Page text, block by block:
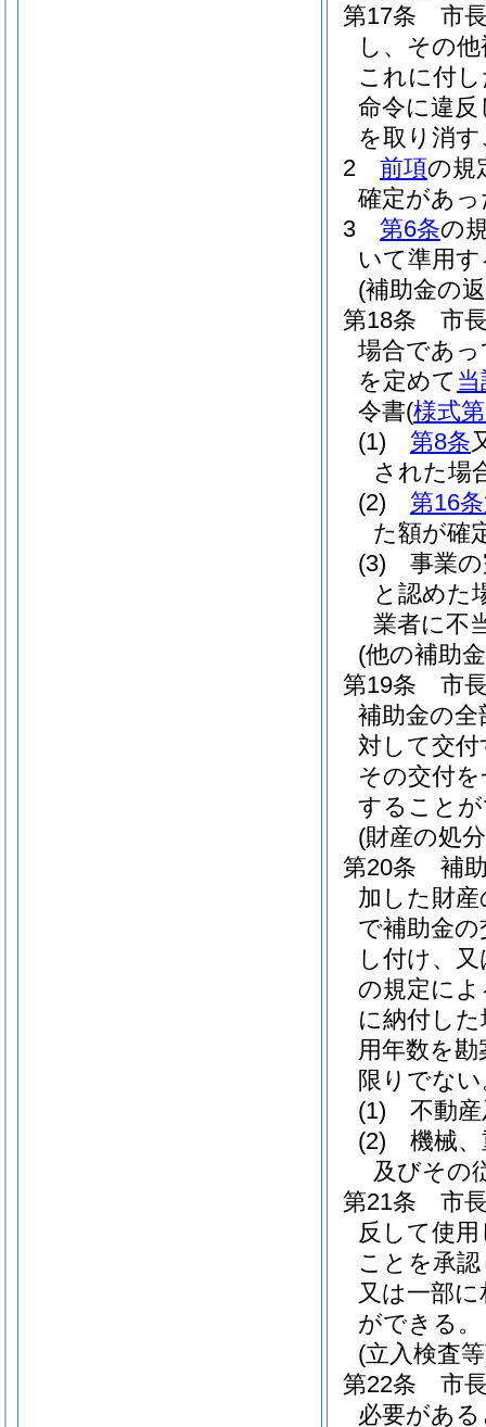
第17条
市
し、その
これに付
命令に違
を取り消
2
前項の規
確定があ
3
第6条の
いて準用
(補助金の
第18条
市
場合であっ
を定めて
令書(様式
(1)
第8条
された場
(2)
第16
た額が確
(3)
事業
と認めた
業者に不
(他の補助
第19条
市
補助金の
対して交
その交付
すること
(財産の処
第20条
補
加した財
で補助金
し付け、
の規定に
に納付し
用年数を
限りでな
(1)
不動
(2)
機械
及びその
第21条
市
反して使
ことを承
又は一部
ができる。
(立入検査
第22条
市
必要があ